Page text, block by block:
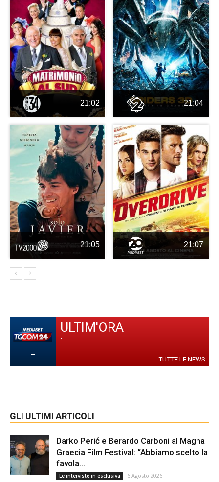
21:02 21:04
21:05 21:07
-
ULTIM'ORA
-
TUTTE LE NEWS
GLI ULTIMI ARTICOLI
Darko Perić e Berardo Carboni al Magna
Graecia Film Festival: “Abbiamo scelto la
favola...
Le interviste in esclusiva 6 Agosto 2026